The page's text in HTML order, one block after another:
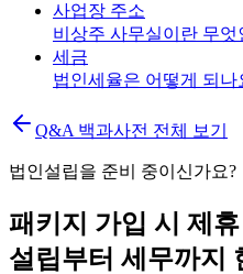
사업장 주소
비상주 사무실이란 무엇
세금
법인세율은 어떻게 되나
Q&A 백과사전 전체 보기
법인설립을 준비 중이신가요?
패키지 가입 시 제
설립부터 세무까지